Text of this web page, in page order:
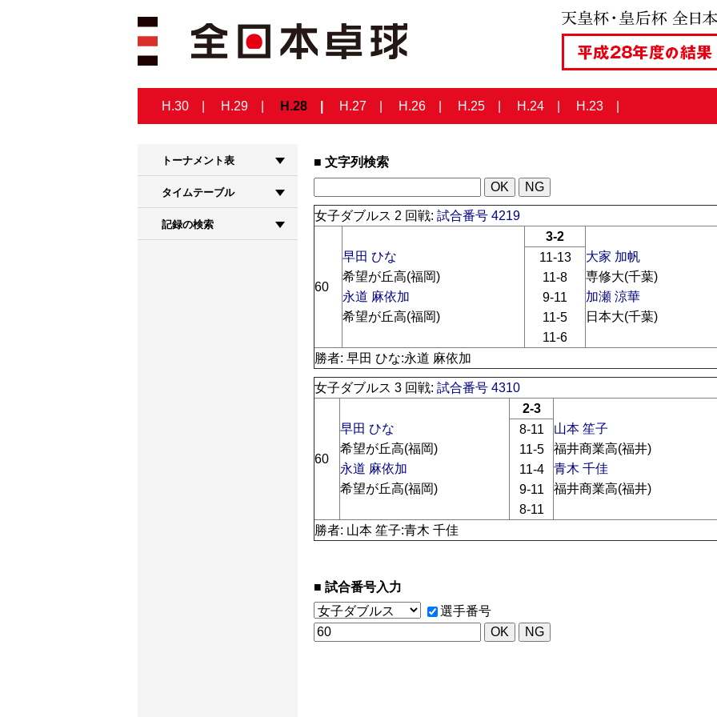
H.30 H.29 H.28 H.27 H.26 H.25 H.24 H.23
トーナメント表
タイムテーブル
記録の検索
文字列検索
女子ダブルス 2 回戦: 試合番号 4219
60
早田 ひな
希望が丘高(福岡)
永道 麻依加
希望が丘高(福岡)
3-2
大家 加帆
専修大(千葉)
加瀬 涼華
日本大(千葉)
11-13
11-8
9-11
11-5
11-6
勝者: 早田 ひな:永道 麻依加
女子ダブルス 3 回戦: 試合番号 4310
60
早田 ひな
希望が丘高(福岡)
永道 麻依加
希望が丘高(福岡)
2-3
山本 笙子
福井商業高(福井)
青木 千佳
福井商業高(福井)
8-11
11-5
11-4
9-11
8-11
勝者: 山本 笙子:青木 千佳
試合番号入力
選手番号